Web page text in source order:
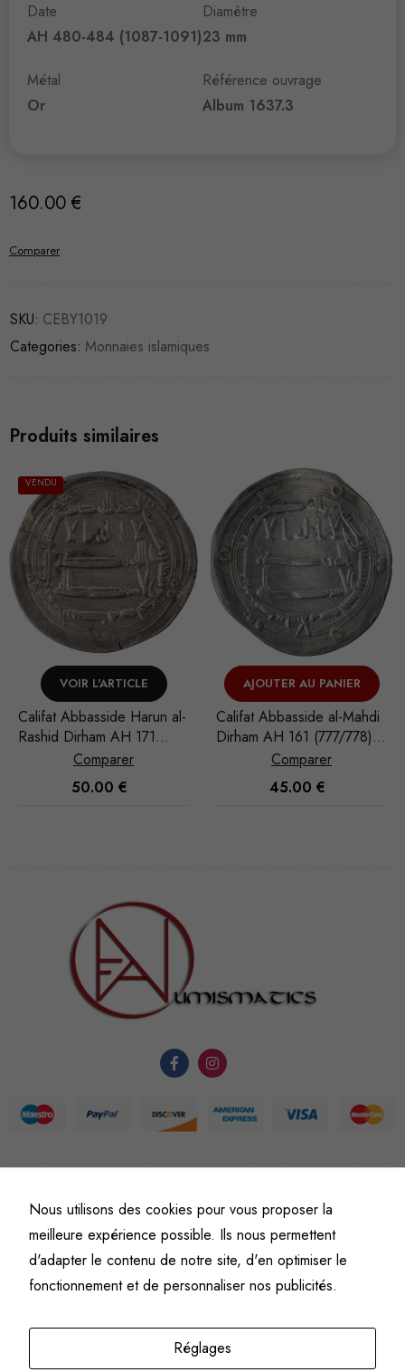
Date
AH 480-484 (1087-1091)
Métal
Or
Diamètre
23 mm
Référence ouvrage
Album 1637.3
160.00 €
Comparer
SKU: CEBY1019
Categories: Monnaies islamiques
Produits similaires
AJOUTER AU PANIER
Califat Abbasside al-Mahdi
Dirham AH 161 (777/778)
Madinat al-Salam
Comparer
45.00€
AJOUTER AU PANIER
Califat Abbasside al-Mahdi
Dirham AH 161 (777/778)
Madinat al-Salam
Comparer
55.00 €
©Fine art numismatics– Tous droits réservés.
Politique de confidentialité
Conditions générales de vente et d’utilisation
Mentions légales
Nous utilisons des cookies pour vous proposer la
meilleure expérience possible. Ils nous permettent
d'adapter le contenu de notre site, d'en optimiser le
fonctionnement et de personnaliser nos publicités.
Réglages
du site Web.
Afin que
améliorer la
et la
structure du
site Web, en
fonction de
l'usage qu'il